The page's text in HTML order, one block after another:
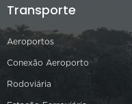
Transporte
Aeroportos
Conexão Aeroporto
Rodoviária